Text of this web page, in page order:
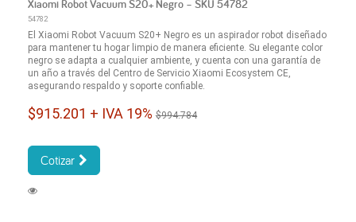
Xiaomi Robot Vacuum S20+ Negro – SKU 54782
54782
El Xiaomi Robot Vacuum S20+ Negro es un aspirador robot diseñado
para mantener tu hogar limpio de manera eficiente. Su elegante color
negro se adapta a cualquier ambiente, y cuenta con una garantía de
un año a través del Centro de Servicio Xiaomi Ecosystem CE,
asegurando respaldo y soporte confiable.
$915.201 + IVA 19%$994.784
Cotizar